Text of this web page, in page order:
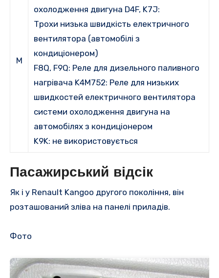
M
охолодження двигуна D4F, K7J:
Трохи низька швидкість електричного
вентилятора (автомобілі з
кондиціонером)
F8Q, F9Q: Реле для дизельного паливного
нагрівача K4M752: Реле для низьких
швидкостей електричного вентилятора
системи охолодження двигуна на
автомобілях з кондиціонером
K9K: не використовується
Пасажирський відсік
Як і у Renault Kangoo другого покоління, він
розташований зліва на панелі приладів.
Фото